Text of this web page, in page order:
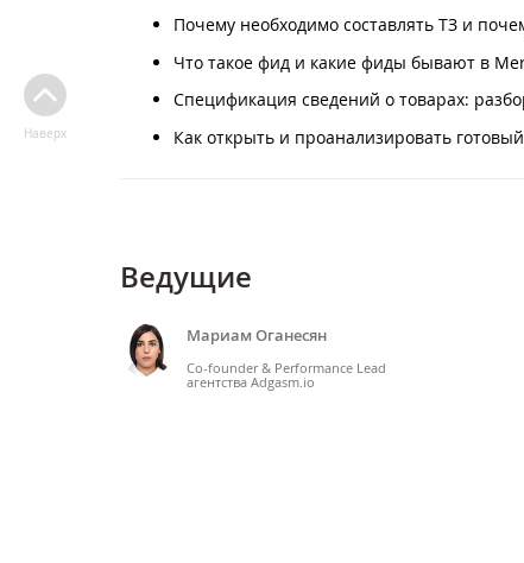
Почему необходимо составлять ТЗ и
Что такое фид и какие фиды бывают в
Спецификация сведений о товарах:
Как открыть и проанализировать
Ведущие
Мариам Оганесян
Co-founder & Performance Lead
агентства Adgasm.io
Наверх